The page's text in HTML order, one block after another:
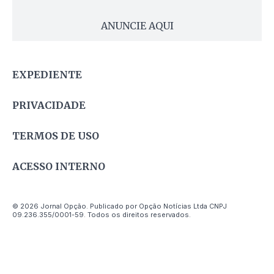
ANUNCIE AQUI
EXPEDIENTE
PRIVACIDADE
TERMOS DE USO
ACESSO INTERNO
© 2026 Jornal Opção. Publicado por Opção Notícias Ltda CNPJ
09.236.355/0001-59. Todos os direitos reservados.